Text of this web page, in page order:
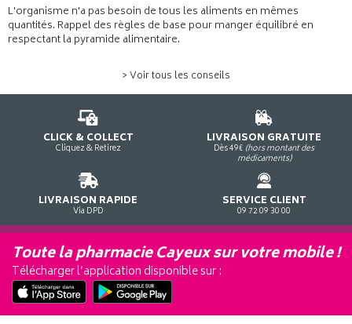
L'organisme n'a pas besoin de tous les aliments en mêmes
quantités. Rappel des règles de base pour manger équilibré en
respectant la pyramide alimentaire.
> Voir tous les conseils
CLICK & COLLECT
Cliquez & Retirez
LIVRAISON GRATUITE
Dès 49€ (hors montant des
médicaments)
LIVRAISON RAPIDE
Via DPD
SERVICE CLIENT
09 72 09 30 00
Toute la pharmacie Cayeux sur votre mobile !
Télécharger l’application disponible sur :